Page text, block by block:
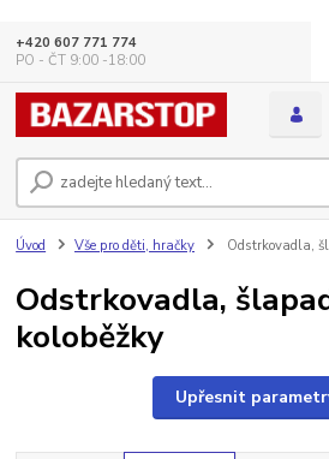
+420 607 771 774
PO - ČT 9:00 -18:00
Úvod Vše pro děti, hračky Odstrkovadla,
Odstrkovadla,
koloběžky
Upřesnit